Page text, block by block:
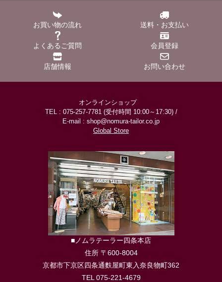
お買い物の流れ 送料・お支払い
よくあるご質問 会員登録
店舗情報 お問い合わせ
オンラインショップ
TEL : 075-257-7781 (受付時間 10:00～17:30) /
E-mail : shop@nomura-tailor.co.jp
Global Store
■ノムラテーラー四条本店
住所 〒600-8004
京都市下京区四条通麩屋町東入奈良物町362
TEL 075-221-4679